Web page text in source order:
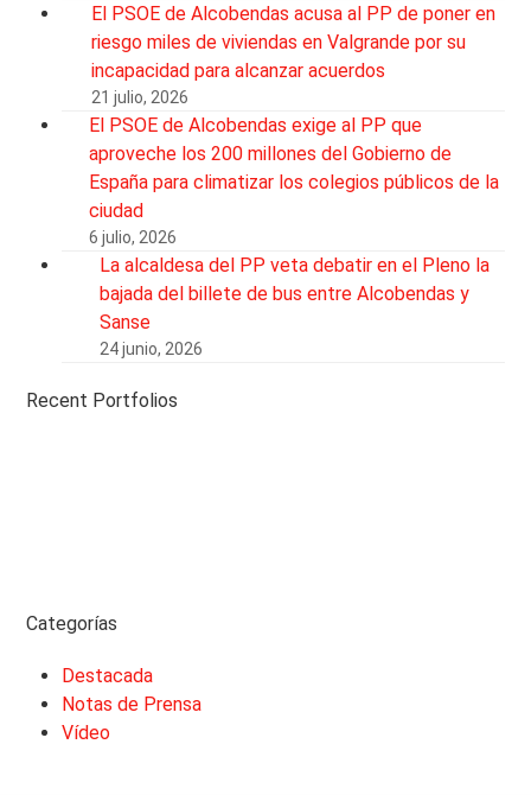
El PSOE de Alcobendas acusa al PP de poner en
riesgo miles de viviendas en Valgrande por su
incapacidad para alcanzar acuerdos
21 julio, 2026
El PSOE de Alcobendas exige al PP que
aproveche los 200 millones del Gobierno de
España para climatizar los colegios públicos de la
ciudad
6 julio, 2026
La alcaldesa del PP veta debatir en el Pleno la
bajada del billete de bus entre Alcobendas y
Sanse
24 junio, 2026
Recent Portfolios
Categorías
Destacada
Notas de Prensa
Vídeo